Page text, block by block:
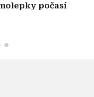
počasí